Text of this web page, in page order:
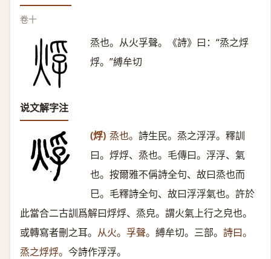
卷十
烝也。从火孚聲。《詩》曰：“烝之烰
烰。”縛牟切
说文解字注
(烰) 烝也。 詩生民。烝之浮浮。釋訓
曰。烰烰、烝也。毛傳曰。浮浮、氣
也。按爾雅不偁詩全句、故曰烝也而
巳。毛釋詩全句、故曰浮浮氣也。許於
此當合二古訓爲解曰烰烰、烝皃。謂火氣上行之皃也。
或轉寫者刪之耳。 从火。孚聲。 縛牟切。三部。 詩曰。
烝之烰烰。 今詩作浮浮。